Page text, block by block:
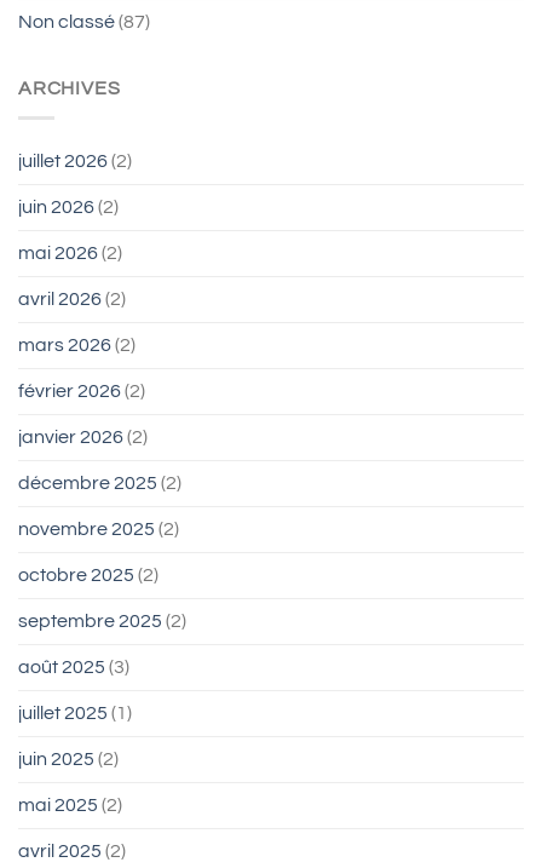
Non classé(87)
ARCHIVES
juillet 2026(2)
juin 2026(2)
mai 2026(2)
avril 2026(2)
mars 2026(2)
février 2026(2)
janvier 2026(2)
décembre 2025 (2)
novembre 2025 (2)
octobre 2025 (2)
septembre 2025 (2)
août 2025 (3)
juillet 2025 (1)
juin 2025 (2)
mai 2025 (2)
avril 2025 (2)